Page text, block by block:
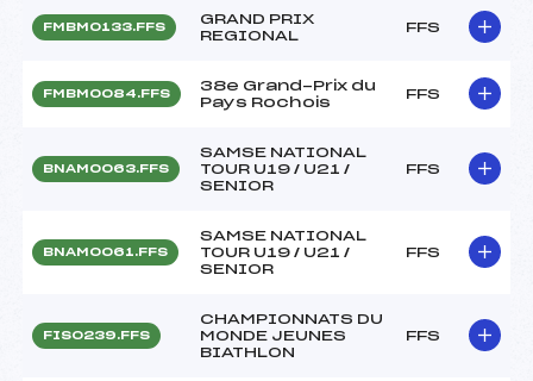
FMBM0133.FFS
GRAND PRIX
REGIONAL
FFS
FMBM0084.FFS
38e Grand-Prix du
Pays Rochois
FFS
BNAM0063.FFS
SAMSE NATIONAL
TOUR U19 / U21 /
SENIOR
FFS
BNAM0061.FFS
SAMSE NATIONAL
TOUR U19 / U21 /
SENIOR
FFS
FIS0239.FFS
CHAMPIONNATS DU
MONDE JEUNES
BIATHLON
FFS